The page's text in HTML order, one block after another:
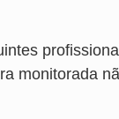
monitorada